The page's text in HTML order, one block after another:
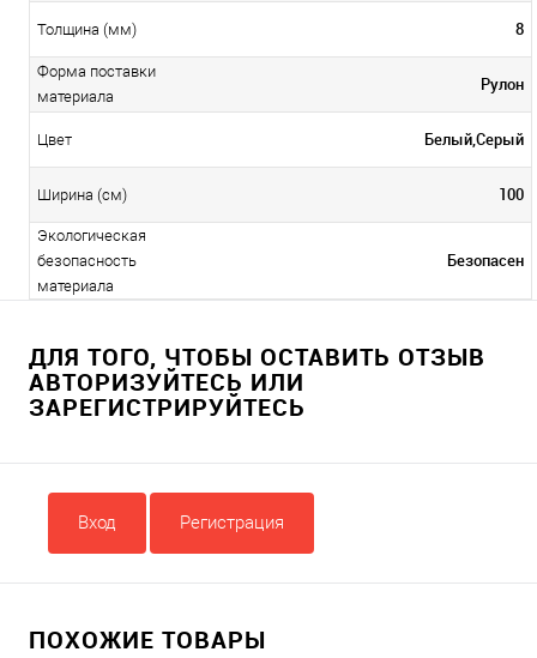
Толщина (мм) 8
Форма поставки
материала
Рулон
Цвет Белый,Серый
Ширина (см) 100
Экологическая
безопасность
материала
Безопасен
ДЛЯ ТОГО, ЧТОБЫ ОСТАВИТЬ ОТЗЫВ
АВТОРИЗУЙТЕСЬ ИЛИ
ЗАРЕГИСТРИРУЙТЕСЬ
Вход Регистрация
ПОХОЖИЕ ТОВАРЫ